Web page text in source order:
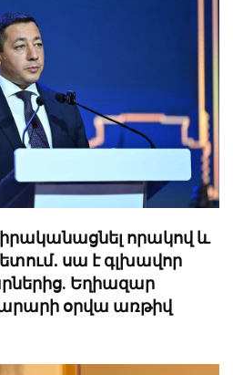
որակով և
սա է գլխավոր
Եղիազար
օրվա առթիվ